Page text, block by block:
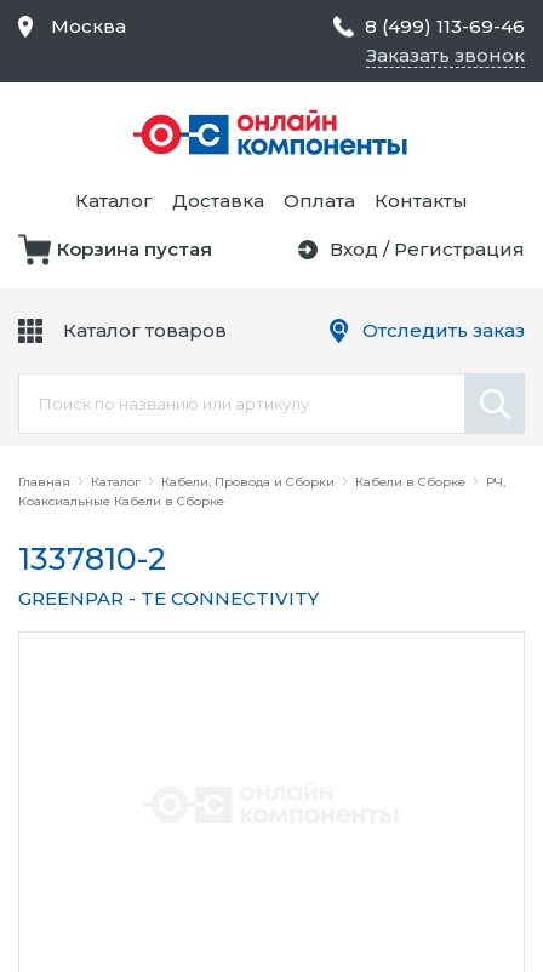
Главная Каталог Кабели, Провода и Сборки Кабели в Сборке
РЧ,
Коаксиальные Кабели в Сборке
1337810-2
GREENPAR - TE CONNECTIVITY
Москва
8 (499) 113-69-46
Заказать звонок
Каталог Доставка Оплата Контакты
Корзина пустая Вход / Регистрация
Каталог товаров
Средства Контроля
Статического
Электричества и
Безопасности,
Товары для Чистых
Цепи
Оборудование
Отследить заказ